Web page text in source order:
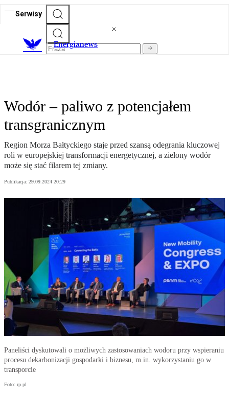
Serwisy
Energianews
Wodór – paliwo z potencjałem
transgranicznym
Region Morza Bałtyckiego staje przed szansą odegrania kluczowej
roli w europejskiej transformacji energetycznej, a zielony wodór
może się stać filarem tej zmiany.
Publikacja: 29.09.2024 20:29
Paneliści dyskutowali o możliwych zastosowaniach wodoru przy wspieraniu
procesu dekarbonizacji gospodarki i biznesu, m.in. wykorzystaniu go w
transporcie
Foto: rp.pl